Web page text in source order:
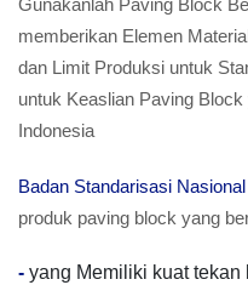
Gunakanlah Paving Block
memberikan Elemen
dan Limit Produksi untuk
untuk Keaslian Paving
Indonesia
Badan Standarisasi
produk paving block yang
- yang Memiliki kuat tekan